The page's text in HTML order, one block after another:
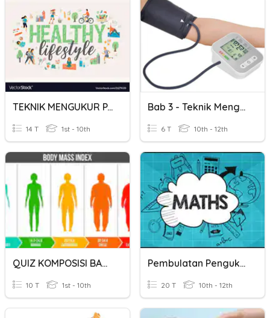
TEKNIK MENGUKUR PARAMETER KESIHATAN BADAN
14 T 1st - 10th
Bab 3 - Teknik Mengukur Parameter Kesihatan Badan
6 T 10th - 12th
QUIZ KOMPOSISI BADAN
10 T 1st - 10th
Pembulatan Pengukuran Panjang Dan Berat
20 T 10th - 12th